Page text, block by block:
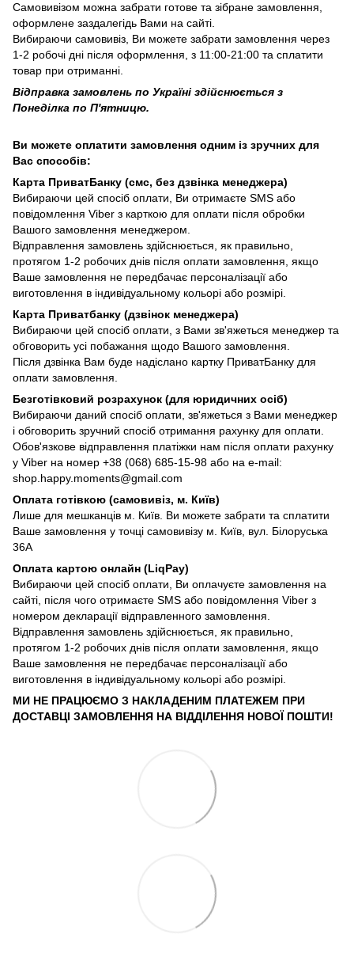
Самовивізом можна забрати готове та зібране замовлення,
оформлене заздалегідь Вами на сайті.
Вибираючи самовивіз, Ви можете забрати замовлення через
1-2 робочі дні після оформлення, з 11:00-21:00 та сплатити
товар при отриманні.
Відправка замовлень по Україні здійснюється з
Понеділка по П'ятницю.
Ви можете оплатити замовлення одним із зручних для
Вас способів:
Карта ПриватБанку (смс, без дзвінка менеджера)
Вибираючи цей спосіб оплати, Ви отримаєте SMS або
повідомлення Viber з карткою для оплати після обробки
Вашого замовлення менеджером.
Відправлення замовлень здійснюється, як правильно,
протягом 1-2 робочих днів після оплати замовлення, якщо
Ваше замовлення не передбачає персоналізації або
виготовлення в індивідуальному кольорі або розмірі.
Карта Приватбанку (дзвінок менеджера)
Вибираючи цей спосіб оплати, з Вами зв'яжеться менеджер та
обговорить усі побажання щодо Вашого замовлення.
Після дзвінка Вам буде надіслано картку ПриватБанку для
оплати замовлення.
Безготівковий розрахунок (для юридичних осіб)
Вибираючи даний спосіб оплати, зв'яжеться з Вами менеджер
і обговорить зручний спосіб отримання рахунку для оплати.
Обов'язкове відправлення платіжки нам після оплати рахунку
у Viber на номер +38 (068) 685-15-98 або на e-mail:
shop.happy.moments@gmail.com
Оплата готівкою (самовивіз, м. Київ)
Лише для мешканців м. Київ. Ви можете забрати та сплатити
Ваше замовлення у точці самовивізу м. Київ, вул. Білоруська
36А
Оплата картою онлайн (LiqPay)
Вибираючи цей спосіб оплати, Ви оплачуєте замовлення на
сайті, після чого отримаєте SMS або повідомлення Viber з
номером декларації відправленного замовлення.
Відправлення замовлень здійснюється, як правильно,
протягом 1-2 робочих днів після оплати замовлення, якщо
Ваше замовлення не передбачає персоналізації або
виготовлення в індивідуальному кольорі або розмірі.
МИ НЕ ПРАЦЮЄМО З НАКЛАДЕНИМ ПЛАТЕЖЕМ ПРИ
ДОСТАВЦІ ЗАМОВЛЕННЯ НА ВІДДІЛЕННЯ НОВОЇ ПОШТИ!